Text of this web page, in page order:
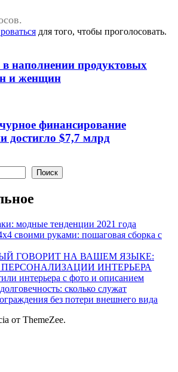
для того, чтобы проголосовать.
наполнении продуктовых
и женщин
финансирование
достигло $7,7 млрд
Поиск
модные тенденции 2021 года
своими руками: пошаговая сборка с
ГОВОРИТ НА ВАШЕМ ЯЗЫКЕ:
ИНТЕРЬЕРА
интерьера с фото и описанием
сколько служат
без потери внешнего вида
от ThemeZee.